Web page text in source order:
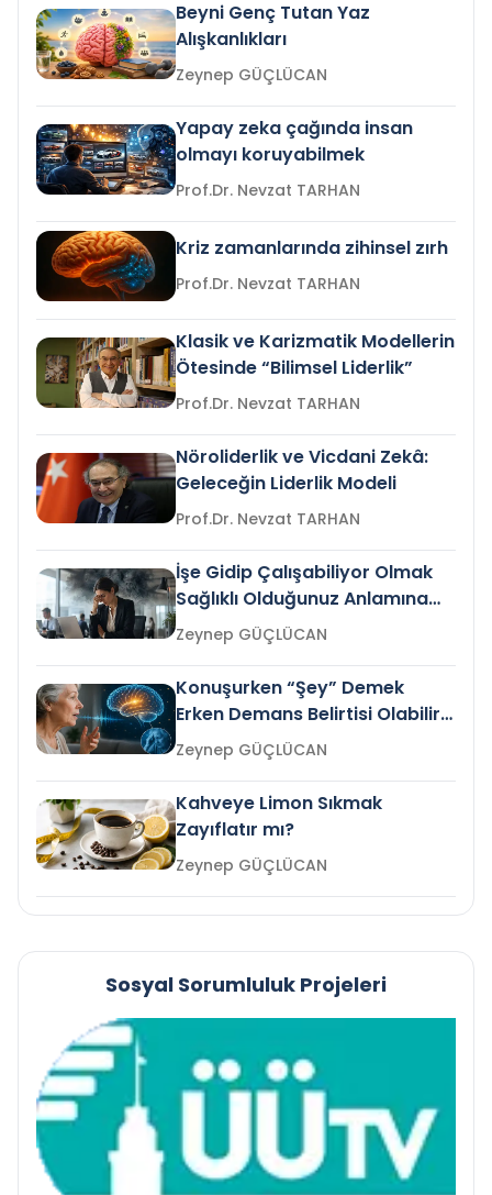
Beyni Genç Tutan Yaz
Alışkanlıkları
Zeynep GÜÇLÜCAN
Yapay zeka çağında insan
olmayı koruyabilmek
Prof.Dr. Nevzat TARHAN
Kriz zamanlarında zihinsel zırh
Prof.Dr. Nevzat TARHAN
Klasik ve Karizmatik Modellerin
Ötesinde “Bilimsel Liderlik”
Prof.Dr. Nevzat TARHAN
Nöroliderlik ve Vicdani Zekâ:
Geleceğin Liderlik Modeli
Prof.Dr. Nevzat TARHAN
İşe Gidip Çalışabiliyor Olmak
Sağlıklı Olduğunuz Anlamına
Gelir mi?Zeynep GÜÇLÜCAN
Konuşurken “Şey” Demek
Erken Demans Belirtisi Olabilir
mi?
Zeynep GÜÇLÜCAN
Kahveye Limon Sıkmak
Zayıflatır mı?
Zeynep GÜÇLÜCAN
Sosyal Sorumluluk Projeleri